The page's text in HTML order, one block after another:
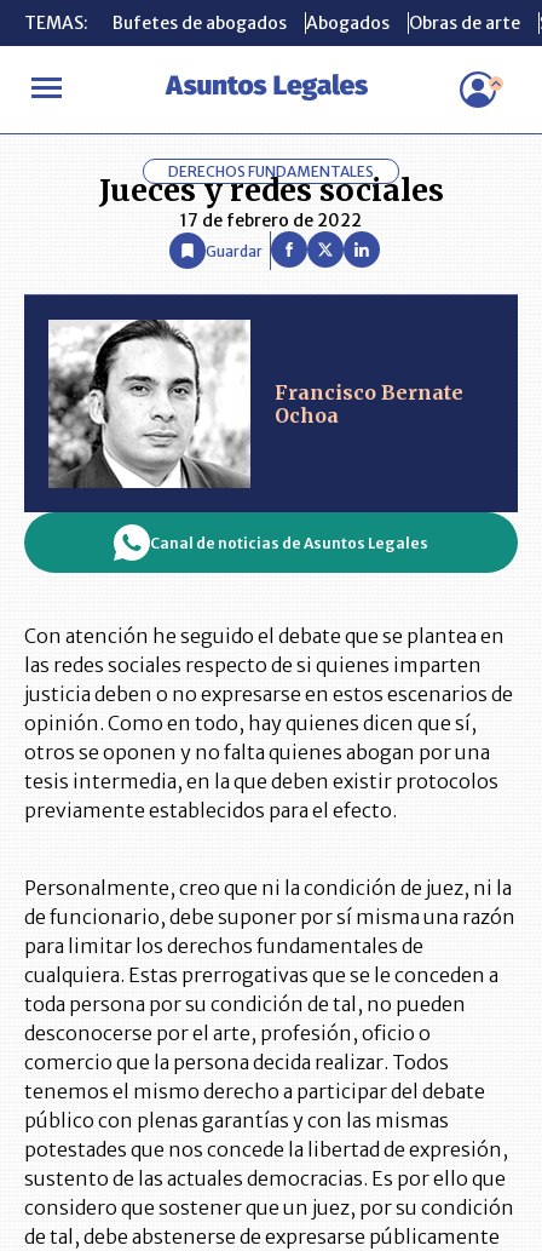
TEMAS: Bufetes de abogados Abogados Obras de arte
INICIO ANÁLISIS FRANCISCO BERNATE OCHOA Jueces y
TEMAS: Bufetes de abogados Abogados Obras de arte
DERECHOS FUNDAMENTALES
Jueces y redes sociales
17 de febrero de 2022
Guardar
Francisco Bernate
Ochoa
Canal de noticias de Asuntos Legales
Con atención he seguido el debate que se plantea en
las redes sociales respecto de si quienes imparten
justicia deben o no expresarse en estos escenarios de
opinión. Como en todo, hay quienes dicen que sí,
otros se oponen y no falta quienes abogan por una
tesis intermedia, en la que deben existir protocolos
previamente establecidos para el efecto.
Personalmente, creo que ni la condición de juez, ni la
de funcionario, debe suponer por sí misma una razón
para limitar los derechos fundamentales de
cualquiera. Estas prerrogativas que se le conceden a
toda persona por su condición de tal, no pueden
desconocerse por el arte, profesión, oficio o
comercio que la persona decida realizar. Todos
tenemos el mismo derecho a participar del debate
público con plenas garantías y con las mismas
potestades que nos concede la libertad de expresión,
sustento de las actuales democracias. Es por ello que
considero que sostener que un juez, por su condición
de tal, debe abstenerse de expresarse públicamente